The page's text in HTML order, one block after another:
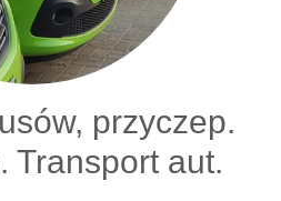
przyczep.
Transport aut.